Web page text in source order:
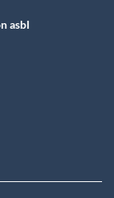
asbI